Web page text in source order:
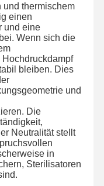
und thermischem
einen
und eine
Wenn sich die
bleiben. Dies
und
Die
Neutralität stellt
in
Sterilisatoren